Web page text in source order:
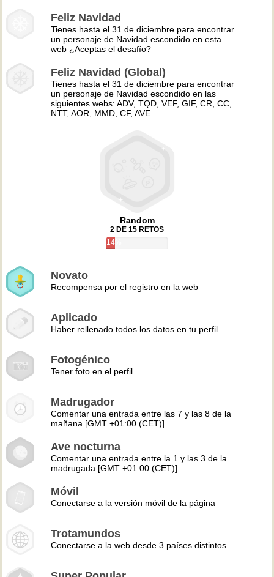
Feliz Navidad
Tienes hasta el 31 de diciembre para encontrar
un personaje de Navidad escondido en esta
web ¿Aceptas el desafío?
Feliz Navidad (Global)
Tienes hasta el 31 de diciembre para encontrar
un personaje de Navidad escondido en las
siguientes webs: ADV, TQD, VEF, GIF, CR, CC,
NTT, AOR, MMD, CF, AVE
Random
2 DE 15 RETOS
14%
Novato
Recompensa por el registro en la web
Aplicado
Haber rellenado todos los datos en tu perfil
Fotogénico
Tener foto en el perfil
Madrugador
Comentar una entrada entre las 7 y las 8 de la
mañana [GMT +01:00 (CET)]
Ave nocturna
Comentar una entrada entre la 1 y las 3 de la
madrugada [GMT +01:00 (CET)]
Móvil
Conectarse a la versión móvil de la página
Trotamundos
Conectarse a la web desde 3 países distintos